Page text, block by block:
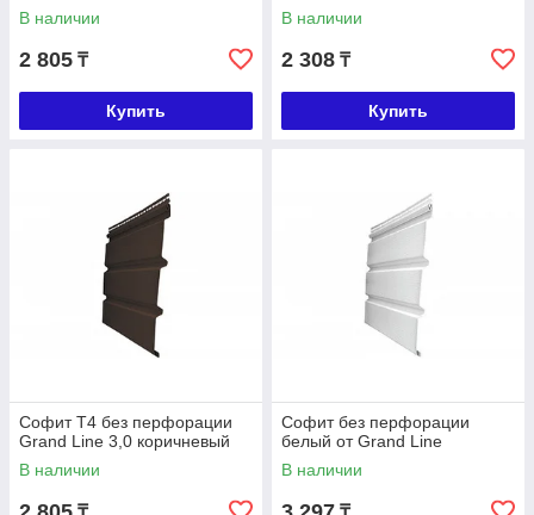
В наличии
2 805 ₸
Купить
В наличии
2 308 ₸
Купить
Софит T4 без перфорации
Grand Line 3,0 коричневый
В наличии
Софит без перфорации
белый от Grand Line
В наличии